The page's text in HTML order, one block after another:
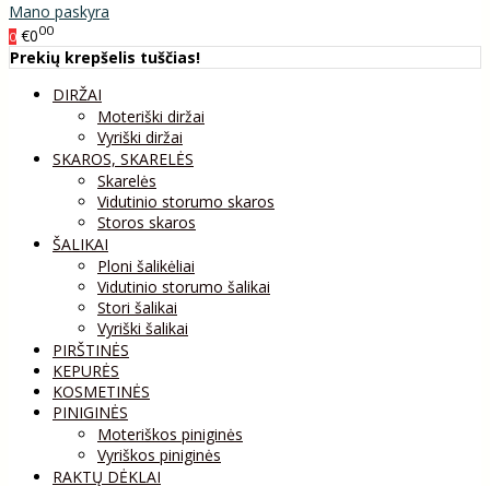
Mano paskyra
0 €000
Prekių krepšelis tuščias!
DIRŽAI
Moteriški diržai
Vyriški diržai
SKAROS, SKARELĖS
Skarelės
Vidutinio storumo skaros
Storos skaros
ŠALIKAI
Ploni šalikėliai
Vidutinio storumo šalikai
Stori šalikai
Vyriški šalikai
PIRŠTINĖS
KEPURĖS
KOSMETINĖS
PINIGINĖS
Moteriškos piniginės
Vyriškos piniginės
RAKTŲ DĖKLAI